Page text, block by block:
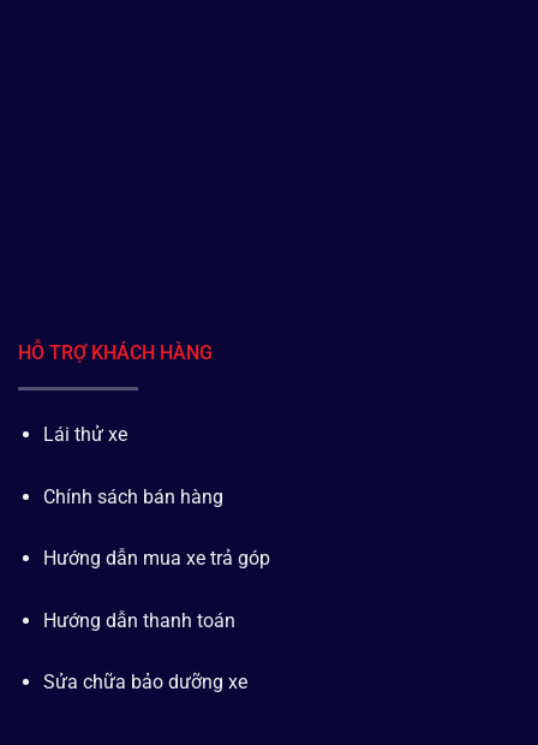
HỖ TRỢ KHÁCH HÀNG
Lái thử xe
Chính sách bán hàng
Hướng dẫn mua xe trả góp
Hướng dẫn thanh toán
Sửa chữa bảo dưỡng xe